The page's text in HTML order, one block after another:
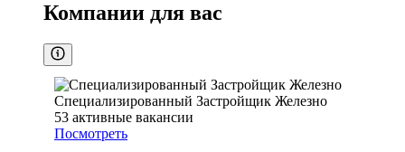
Компании для вас
Специализированный Застройщик Железно
53 активные вакансии
Посмотреть